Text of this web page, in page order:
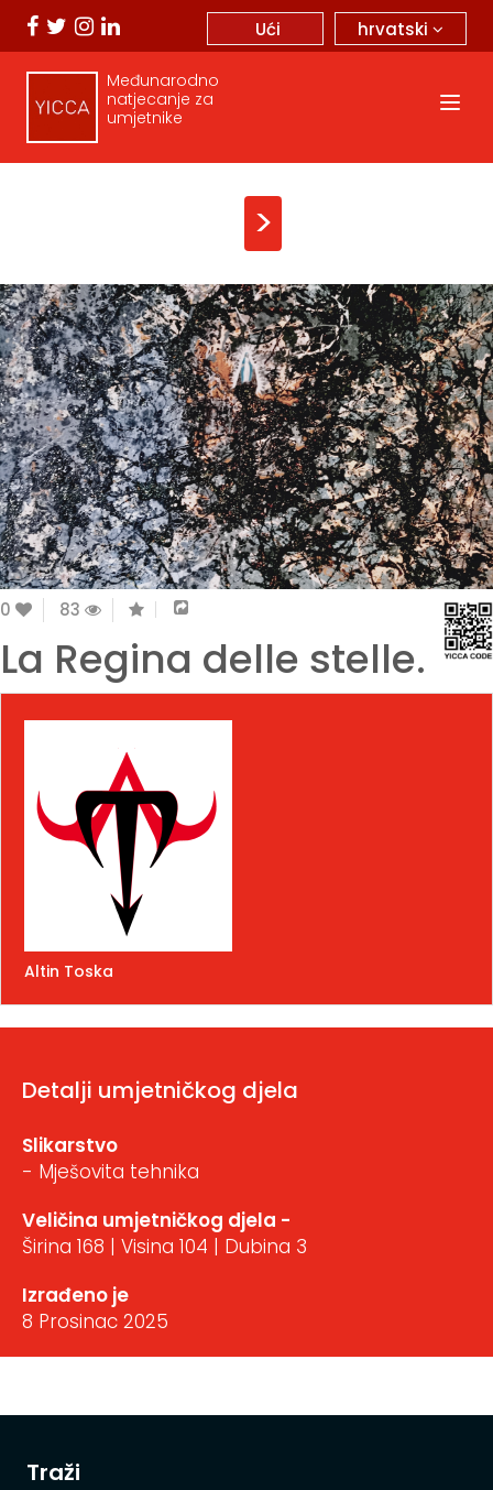
hrvatski
Ući
Međunarodno
natjecanje za
umjetnike
Traži
>
0 83
La Regina delle stelle.
Altin Toska
Detalji umjetničkog djela
Slikarstvo
- Mješovita tehnika
Veličina umjetničkog djela -
Širina 168 | Visina 104 | Dubina 3
Izrađeno je
8 Prosinac 2025